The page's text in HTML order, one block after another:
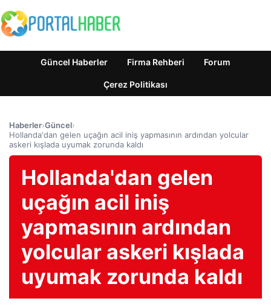
Güncel Haberler Firma Rehberi Forum
Çerez Politikası
Haberler›Güncel›
Hollanda'dan gelen uçağın acil iniş yapmasının ardından yolcular
askeri kışlada uyumak zorunda kaldı
Hollanda'dan gelen
uçağın acil iniş
yapmasının ardından
yolcular askeri kışlada
uyumak zorunda kaldı